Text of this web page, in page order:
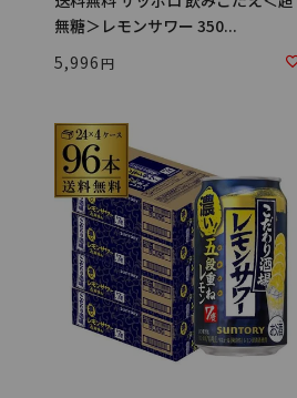
無糖＞レモンサワー 350...
5,996